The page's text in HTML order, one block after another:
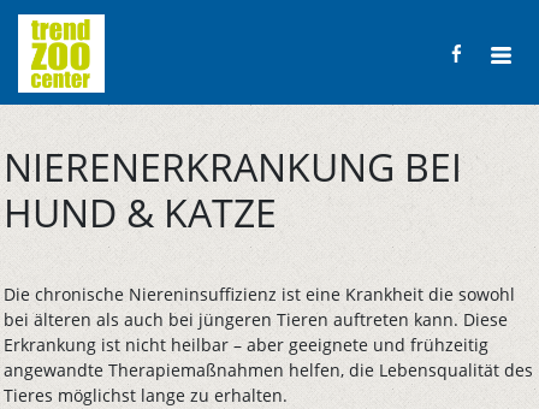
NIERENERKRANKUNG BEI
HUND & KATZE
Die chronische Niereninsuffizienz ist eine Krankheit die sowohl
bei älteren als auch bei jüngeren Tieren auftreten kann. Diese
Erkrankung ist nicht heilbar – aber geeignete und frühzeitig
angewandte Therapiemaßnahmen helfen, die Lebensqualität des
Tieres möglichst lange zu erhalten.